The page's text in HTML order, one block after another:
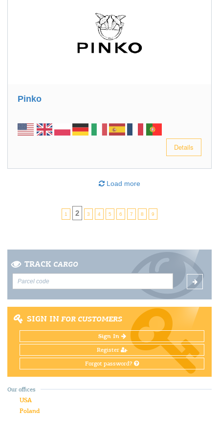
Pinko
Details
Load more
1 2 3 4 5 6 7 8 9
TRACK CARGO
SIGN IN FOR CUSTOMERS
Sign In
Register
Forgot password?
Our offices
USA
Poland